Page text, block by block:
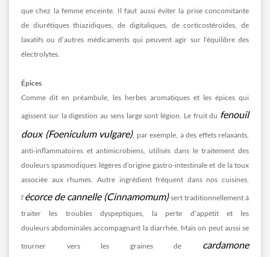
que chez la femme enceinte. Il faut aussi éviter la prise concomitante
de diurétiques thiazidiques, de digitaliques, de corticostéroïdes, de
laxatifs ou d’autres médicaments qui peuvent agir sur l’équilibre des
électrolytes.
Épices
Comme dit en préambule, les herbes aromatiques et les épices qui
agissent sur la digestion au sens large sont légion. Le fruit du fenouil
doux (Foeniculum vulgare), par exemple, a des effets relaxants,
anti-inflammatoires et antimicrobiens, utilisés dans le traitement des
douleurs spasmodiques légères d’origine gastro-intestinale et de la toux
associée aux rhumes. Autre ingrédient fréquent dans nos cuisines,
l’écorce de cannelle (Cinnamomum)sert traditionnellement à
traiter les troubles dyspeptiques, la perte d’appétit et les
douleurs abdominales accompagnant la diarrhée. Mais on peut aussi se
tourner vers les graines de cardamone